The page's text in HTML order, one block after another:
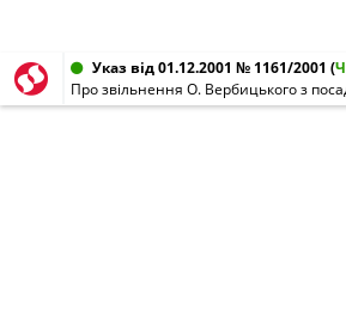
Указ від 01.12.2001 № 1161/2001 (
Про звільнення О. Вербицького з